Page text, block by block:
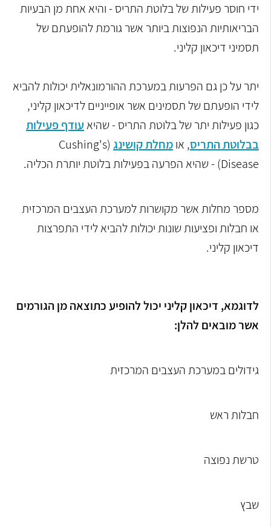
ידי חוסר פעילות של בלוטת התריס - והיא אחת מן הבעיות
הבריאותיות הנפוצות ביותר אשר גורמת להופעתם של
תסמיני דיכאון קליני.
יתר על כן גם הפרעות במערכת ההורמונאלית יכולות להביא
לידי הופעתם של תסמינים אשר אופייניים לדיכאון קליני,
כגון פעילות יתר של בלוטת התריס - שהיאעודף פעילות
בבלוטת התריס, אומחלת קושינג (
Cushing's
Disease
)
-שהיא הפרעה בפעילות בלוטת יותרת הכליה.
מספר מחלות אשר מקושרות למערכת העצבים המרכזית
או חבלות ופציעות שונות יכולות להביא לידי התפרצות
דיכאון קליני.
לדוגמא, דיכאון קליני יכול להופיע כתוצאה מן הגורמים
אשר מובאים להלן:
גידולים במערכת העצבים המרכזית
חבלות ראש
טרשת נפוצה
שבץ